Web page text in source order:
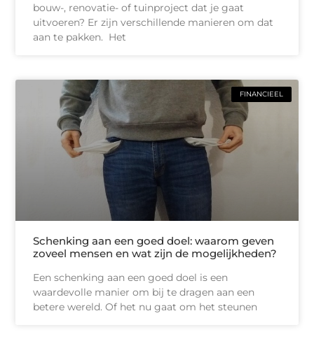
bouw-, renovatie- of tuinproject dat je gaat
uitvoeren? Er zijn verschillende manieren om dat
aan te pakken. Het
FINANCIEEL
Schenking aan een goed doel: waarom geven
zoveel mensen en wat zijn de mogelijkheden?
Een schenking aan een goed doel is een
waardevolle manier om bij te dragen aan een
betere wereld. Of het nu gaat om het steunen